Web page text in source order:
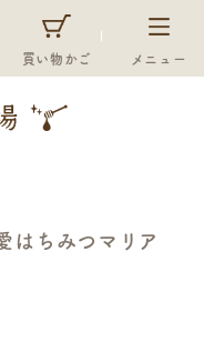
買い物かご メニュー
はちみつマリア